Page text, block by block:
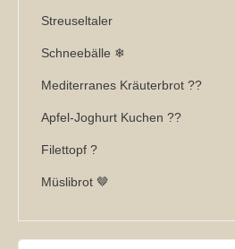
Streuseltaler
Schneebälle ❄
Mediterranes Kräuterbrot ??
Apfel-Joghurt Kuchen ??
Filettopf ?
Müslibrot 🤎